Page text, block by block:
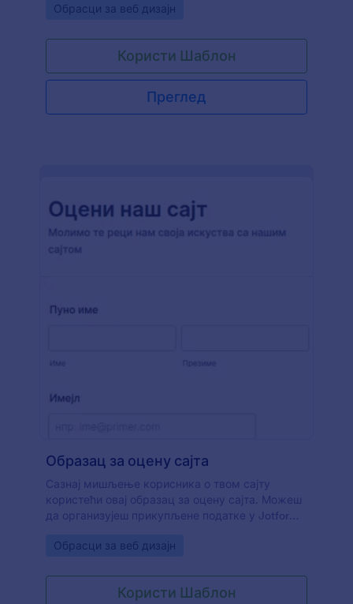
променити неке информације помоћу алата за
информације потребне за израду Захтева за
Веб Дизајн. Само прилагоди, додај или уклони
поља према својим потребама.
Go to Category:
Обрасци за веб дизајн
Користи Шаблон
Преглед
Образац за оцену сајта
Сазнај мишљење корисника о твом сајту
користећи овај образац за оцену сајта. Можеш
да организујеш прикупљене податке у Jotform
преглед свих упримљених података.
Go to Category:
Обрасци за веб дизајн
Користи Шаблон